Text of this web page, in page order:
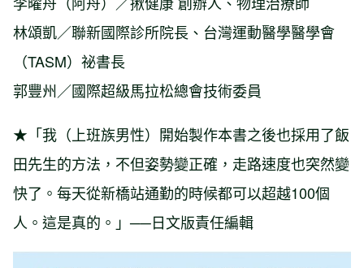
林頌凱／聯新國際診所院長、台灣運動醫學醫學會
（TASM）祕書長
郭豐州／國際超級馬拉松總會技術委員
★「我（上班族男性）開始製作本書之後也採用了飯
田先生的方法，不但姿勢變正確，走路速度也突然變
快了。每天從新橋站通勤的時候都可以超越100個
人。這是真的。」──日文版責任編輯